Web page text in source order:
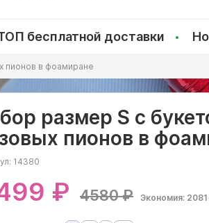
бесплатной доставки
пионов в фоамиране
размер S с
пионов в
14380
₽ 4580 ₽ Экономия: